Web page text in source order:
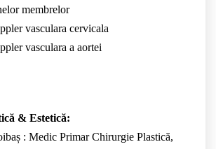
membrelor
vasculara cervicala
vasculara a aortei
& Estetică:
: Medic Primar Chirurgie Plastică,